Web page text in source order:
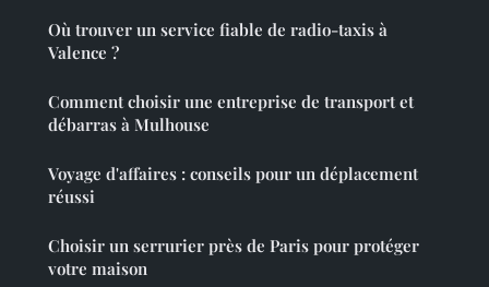
Où trouver un service fiable de radio-taxis à
Valence ?
Comment choisir une entreprise de transport et
débarras à Mulhouse
Voyage d'affaires : conseils pour un déplacement
réussi
Choisir un serrurier près de Paris pour protéger
votre maison